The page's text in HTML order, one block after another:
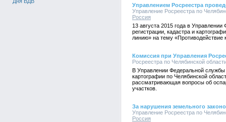
Управлением Росреестра
Управление Росреестра по
Россия
13 августа 2015 года в
регистрации, кадастра и
линию» на тему «Противодействие
Комиссия при Управления
Росреестра по Челябинской
В Управлении Федеральной службы
картографии по Челябинской
рассматривающая вопросы об
участков.
За нарушения земельного
Управление Росреестра по
Россия